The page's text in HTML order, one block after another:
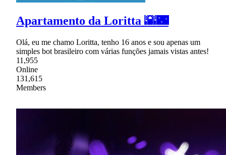
Apartamento da Loritta 🌇🌃
Olá, eu me chamo Loritta, tenho 16 anos e sou apenas um
simples bot brasileiro com várias funções jamais vistas antes!
11,955
Online
131,615
Members